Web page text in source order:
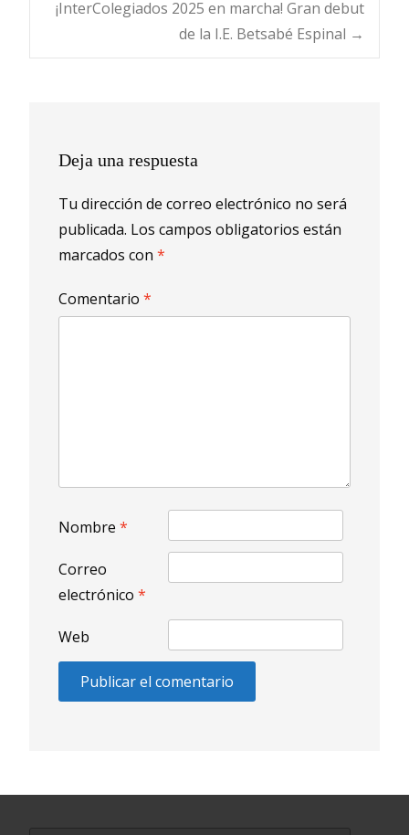
de
¡InterColegiados 2025 en marcha! Gran debut
de la I.E. Betsabé Espinal →
Deja una respuesta
Tu dirección de correo electrónico no será
publicada. Los campos obligatorios están
marcados con *
Comentario *
Nombre *
Correo
electrónico *
Web